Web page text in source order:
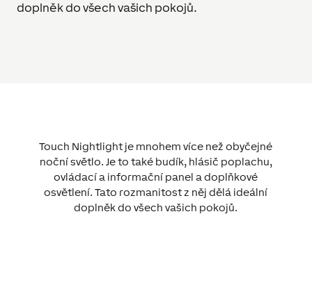
doplněk do všech vašich pokojů.
Touch Nightlight je mnohem více než obyčejné
noční světlo. Je to také budík, hlásič poplachu,
ovládací a informační panel a doplňkové
osvětlení. Tato rozmanitost z něj dělá ideální
doplněk do všech vašich pokojů.